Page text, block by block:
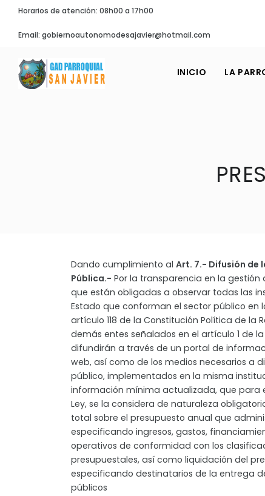
Horarios de atención: 08h00 a 17h00
Email: gobiernoautonomodesajavier@hotmail.com
INICIO LA
Dando cumplimiento al Art. 7.- Difusión de
Pública.- Por la transparencia en la
que están obligadas a observar todas las
Estado que conforman el sector público en
artículo 118 de la Constitución Política de la
demás entes señalados en el artículo 1 de
difundirán a través de un portal de
web, así como de los medios necesarios a
público, implementados en la misma
información mínima actualizada, que para
Ley, se la considera de naturaleza
total sobre el presupuesto anual que
especificando ingresos, gastos,
operativos de conformidad con los
presupuestales, así como liquidación del
especificando destinatarios de la entrega
públicos